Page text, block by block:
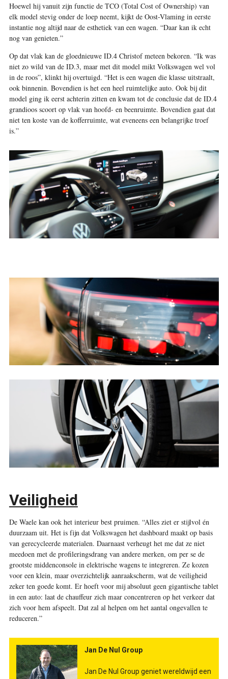
Hoewel hij vanuit zijn functie de TCO (Total Cost of Ownership) van
elk model stevig onder de loep neemt, kijkt de Oost-Vlaming in eerste
instantie nog altijd naar de esthetiek van een wagen. “Daar kan ik echt
nog van genieten.”
Op dat vlak kan de gloednieuwe ID.4 Christof meteen bekoren. “Ik was
niet zo wild van de ID.3, maar met dit model mikt Volkswagen wel vol
in de roos”, klinkt hij overtuigd. “Het is een wagen die klasse uitstraalt,
ook binnenin. Bovendien is het een heel ruimtelijke auto. Ook bij dit
model ging ik eerst achterin zitten en kwam tot de conclusie dat de ID.4
grandioos scoort op vlak van hoofd- en beenruimte. Bovendien gaat dat
niet ten koste van de kofferruimte, wat eveneens een belangrijke troef
is.”
Veiligheid
De Waele kan ook het interieur best pruimen. “Alles ziet er stijlvol én
duurzaam uit. Het is fijn dat Volkswagen het dashboard maakt op basis
van gerecycleerde materialen. Daarnaast verheugt het me dat ze niet
meedoen met de profileringsdrang van andere merken, om per se de
grootste middenconsole in elektrische wagens te integreren. Ze kozen
voor een klein, maar overzichtelijk aanraakscherm, wat de veiligheid
zeker ten goede komt. Er hoeft voor mij absoluut geen gigantische tablet
in een auto: laat de chauffeur zich maar concentreren op het verkeer dat
zich voor hem afspeelt. Dat zal al helpen om het aantal ongevallen te
reduceren.”
Jan De Nul Group
Jan De Nul Group geniet wereldwijd een